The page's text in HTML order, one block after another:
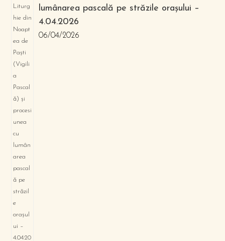
lumânarea pascală pe străzile orașului –
4.04.2026
06/04/2026